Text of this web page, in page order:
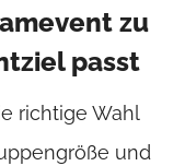
zu
passt
richtige Wahl
und